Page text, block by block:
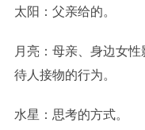
太阳：父亲给的。
月亮：母亲、身边女性
待人接物的行为。
水星：思考的方式。